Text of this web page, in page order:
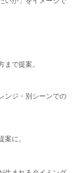
で提案。
ンジ・別シーンでの
に。